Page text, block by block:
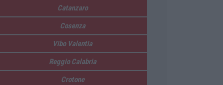
Catanzaro
Cosenza
Vibo Valentia
Reggio Calabria
Crotone